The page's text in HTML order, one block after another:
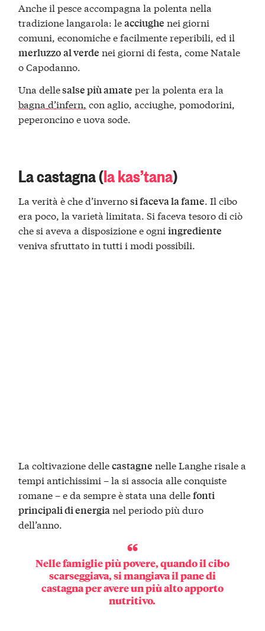
Anche il pesce accompagna la polenta nella
tradizione langarola: leacciughe nei giorni
comuni, economiche e facilmente reperibili, ed il
merluzzoal verde nei giorni di festa, come Natale
o Capodanno.
Una dellesalse più amate per la polenta era la
bagna d’infern, con aglio, acciughe, pomodorini,
peperoncino e uova sode.
La castagna (la kas’tana)
La verità è che d’invernosi faceva la fame . Il cibo
era poco, la varietà limitata. Si faceva tesoro di ciò
che si aveva a disposizione e ogniingrediente
veniva sfruttato in tutti i modi possibili.
La coltivazione dellecastagne nelle Langhe risale a
tempi antichissimi – la si associa alle conquiste
romane – e da sempre è stata una dellefonti
principali di energianel periodo più duro
dell’anno.
Nelle famiglie più povere, quando il cibo
scarseggiava, si mangiava il pane di
castagna per avere un più alto apporto
nutritivo.